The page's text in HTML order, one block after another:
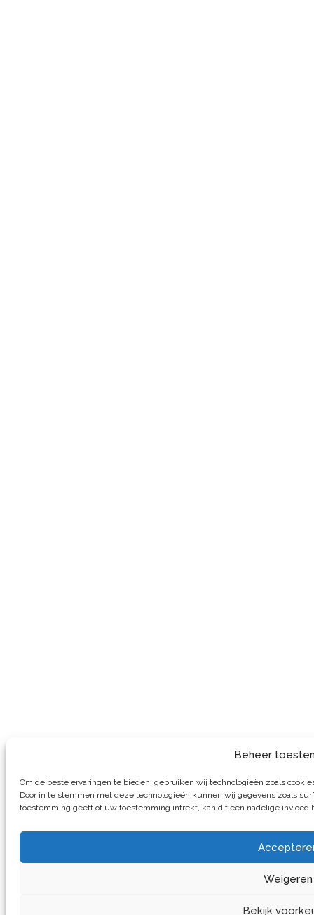
Beheer
Om de beste ervaringen te bieden, gebruiken wij technologieën zoals
Door in te stemmen met deze technologieën kunnen wij gegevens zoals
toestemming geeft of uw toestemming intrekt, kan dit een nadelige invloed
Weigeren
Bekijk